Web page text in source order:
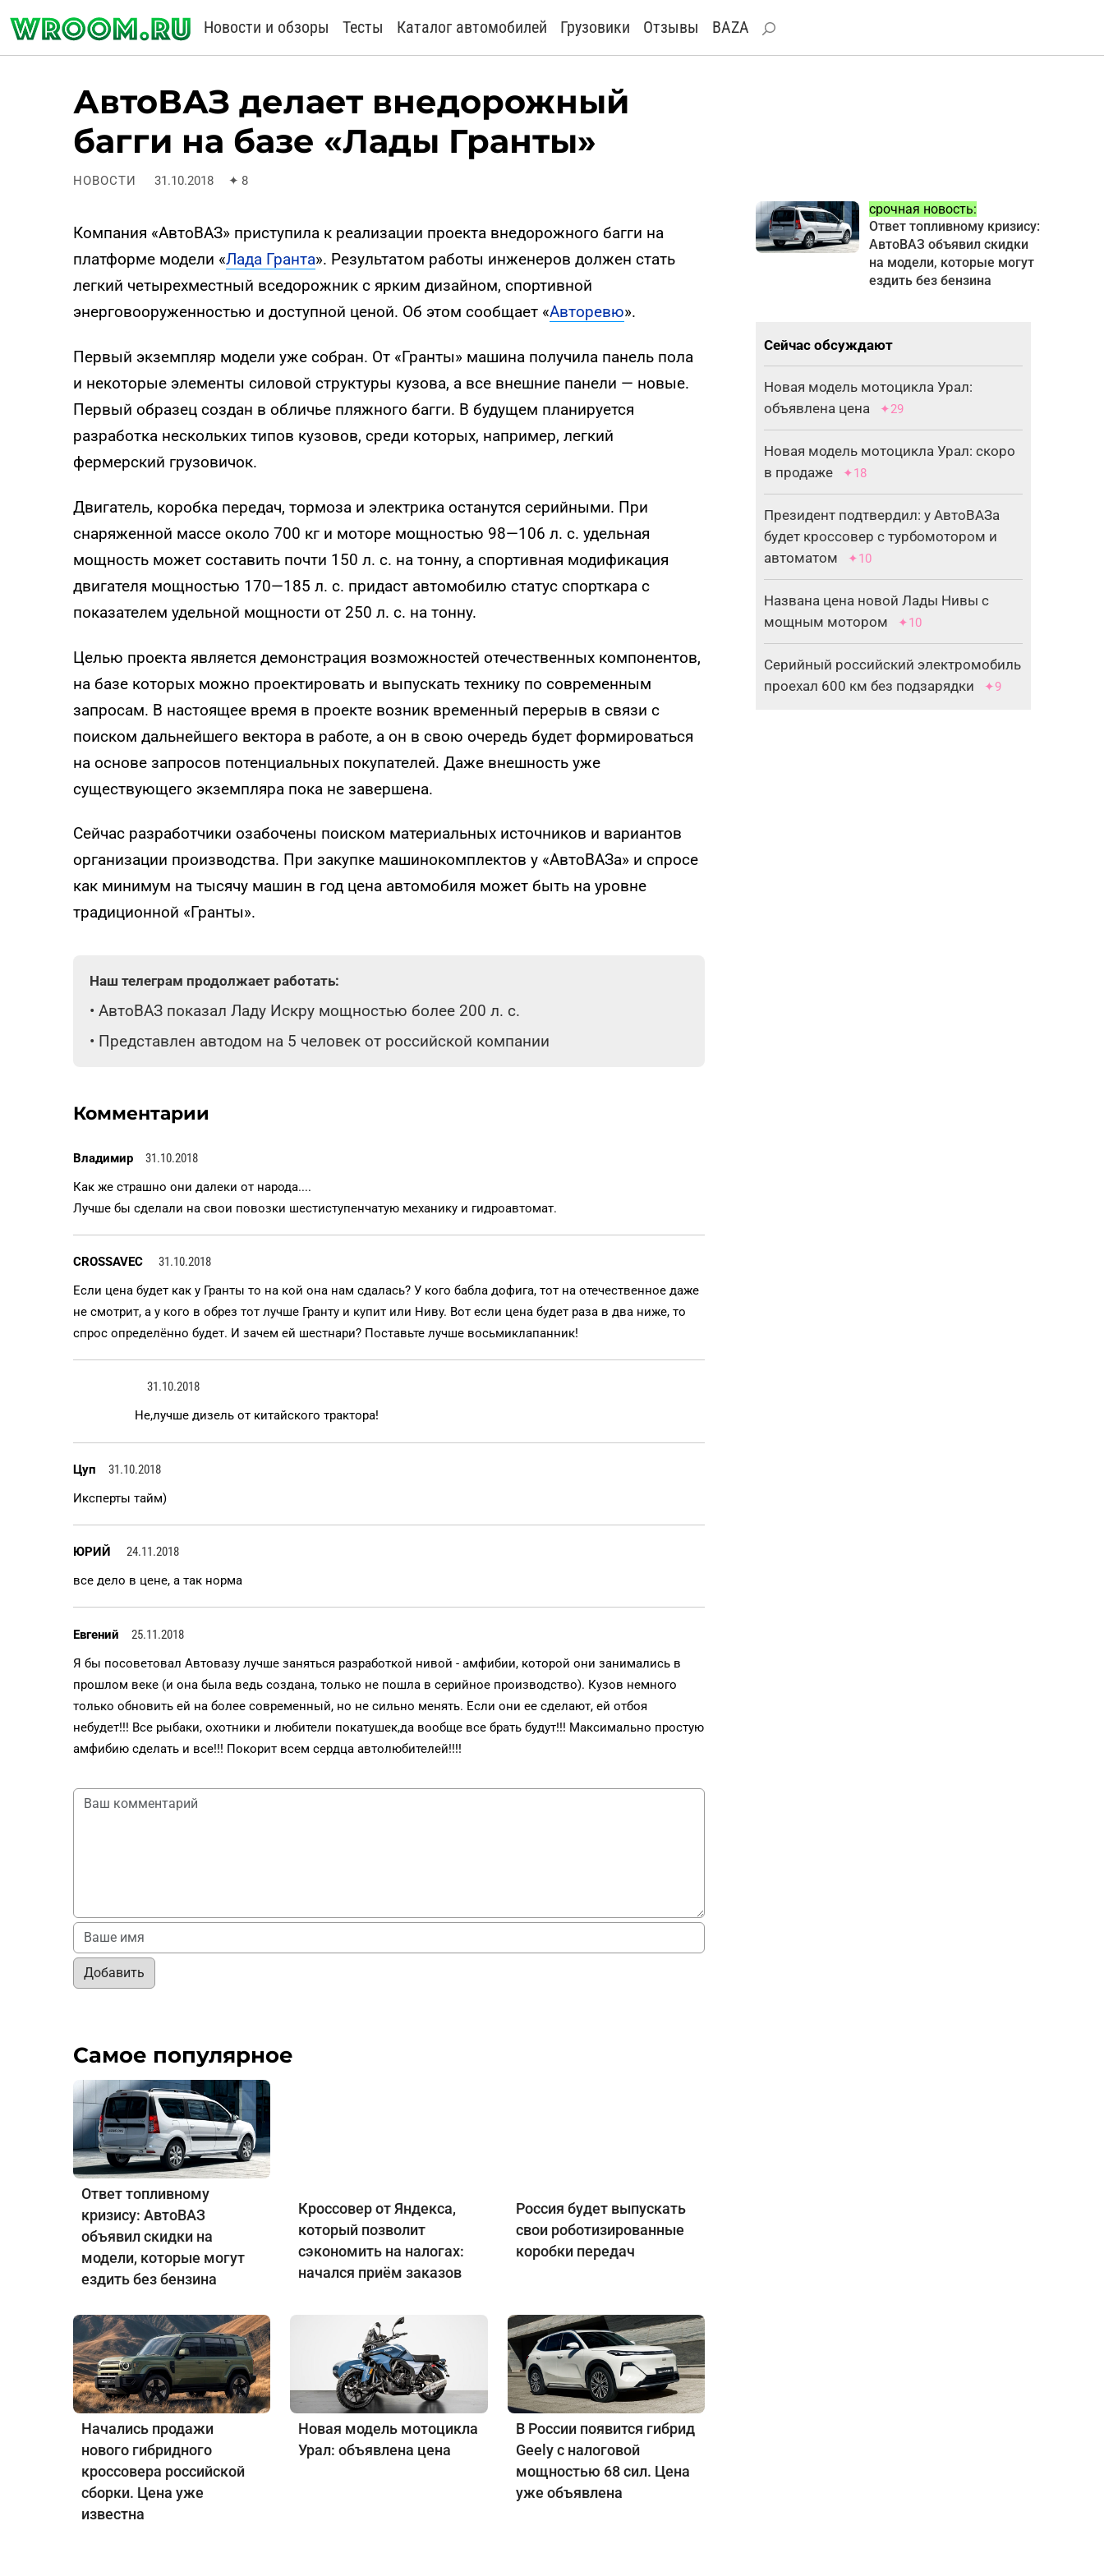
Новости и обзоры Тесты Каталог автомобилей Грузовики Отзывы BAZA
АвтоВАЗ делает внедорожный
багги на базе «Лады Гранты»
НОВОСТИ 31.10.2018 ✦ 8
Компания «АвтоВАЗ» приступила к реализации проекта внедорожного багги на
платформе модели «Лада Гранта». Результатом работы инженеров должен стать
легкий четырехместный вседорожник с ярким дизайном, спортивной
энерговооруженностью и доступной ценой. Об этом сообщает «Авторевю».
Первый экземпляр модели уже собран. От «Гранты» машина получила панель пола
и некоторые элементы силовой структуры кузова, а все внешние панели — новые.
Первый образец создан в обличье пляжного багги. В будущем планируется
разработка нескольких типов кузовов, среди которых, например, легкий
фермерский грузовичок.
Двигатель, коробка передач, тормоза и электрика останутся серийными. При
снаряженной массе около 700 кг и моторе мощностью 98—106 л. с. удельная
мощность может составить почти 150 л. с. на тонну, а спортивная модификация
двигателя мощностью 170—185 л. с. придаст автомобилю статус спорткара с
показателем удельной мощности от 250 л. с. на тонну.
Целью проекта является демонстрация возможностей отечественных компонентов,
на базе которых можно проектировать и выпускать технику по современным
запросам. В настоящее время в проекте возник временный перерыв в связи с
поиском дальнейшего вектора в работе, а он в свою очередь будет формироваться
на основе запросов потенциальных покупателей. Даже внешность уже
существующего экземпляра пока не завершена.
Сейчас разработчики озабочены поиском материальных источников и вариантов
организации производства. При закупке машинокомплектов у «АвтоВАЗа» и спросе
как минимум на тысячу машин в год цена автомобиля может быть на уровне
традиционной «Гранты».
Наш телеграм продолжает работать:
• АвтоВАЗ показал Ладу Искру мощностью более 200 л. с.
• Представлен автодом на 5 человек от российской компании
Комментарии
Владимир
31.10.2018
Как же страшно они далеки от народа....
Лучше бы сделали на свои повозки шестиступенчатую механику и гидроавтомат.
CROSSAVEC
31.10.2018
Если цена будет как у Гранты то на кой она нам сдалась? У кого бабла дофига, тот на отечественное даже
не смотрит, а у кого в обрез тот лучше Гранту и купит или Ниву. Вот если цена будет раза в два ниже, то
спрос определённо будет. И зачем ей шестнари? Поставьте лучше восьмиклапанник!
31.10.2018
Не,лучше дизель от китайского трактора!
Цуп
31.10.2018
Иксперты тайм)
ЮРИЙ
24.11.2018
все дело в цене, а так норма
Евгений
25.11.2018
Я бы посоветовал Автовазу лучше заняться разработкой нивой - амфибии, которой они занимались в
прошлом веке (и она была ведь создана, только не пошла в серийное производство). Кузов немного
только обновить ей на более современный, но не сильно менять. Если они ее сделают, ей отбоя
небудет!!! Все рыбаки, охотники и любители покатушек,да вообще все брать будут!!! Максимально простую
амфибию сделать и все!!! Покорит всем сердца автолюбителей!!!!
Добавить
Самое популярное
Ответ топливному
кризису: АвтоВАЗ
объявил скидки на
модели, которые могут
ездить без бензина
Кроссовер от Яндекса,
который позволит
сэкономить на налогах:
начался приём заказов
Россия будет выпускать
свои роботизированные
коробки передач
Начались продажи
нового гибридного
кроссовера российской
сборки. Цена уже
известна
Новая модель мотоцикла
Урал: объявлена цена
В России появится гибрид
Geely с налоговой
мощностью 68 сил. Цена
уже объявлена
срочная новость:
Ответ топливному кризису:
АвтоВАЗ объявил скидки
на модели, которые могут
ездить без бензина
Сейчас обсуждают
Новая модель мотоцикла Урал:
объявлена цена
✦29
Новая модель мотоцикла Урал: скоро
в продаже
✦18
Президент подтвердил: у АвтоВАЗа
будет кроссовер с турбомотором и
автоматом
✦10
Названа цена новой Лады Нивы с
мощным мотором
✦10
Серийный российский электромобиль
проехал 600 км без подзарядки
✦9